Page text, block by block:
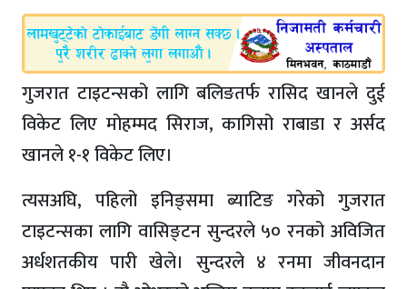
गुजरात टाइटन्सको लागि बलिङतर्फ रासिद खानले दुई
विकेट लिए मोहम्मद सिराज, कागिसो राबाडा र अर्सद
खानले १-१ विकेट लिए।
त्यसअघि, पहिलो इनिङ्समा ब्याटिङ गरेको गुजरात
टाइटन्सका लागि वासिङ्टन सुन्दरले ५० रनको अविजित
अर्धशतकीय पारी खेले। सुन्दरले ४ रनमा जीवनदान